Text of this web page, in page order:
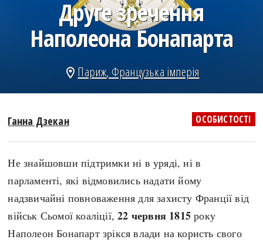
search
СЬОГОДНІ
ПРАВИЛА ЖИТТЯ
ПОДКАСТИ
КРУГЛІ ДАТИ
КАРТИ
НОТА БЕНЕ
ПРЯМА МОВА
МОЯ ІСТОРІЯ
Друге зречення
Наполеона Бонапарта
location_on Париж, Французька імперія
ОСОБИСТОСТІ
Ганна Дзекан
Не знайшовши підтримки ні в уряді, ні в
парламенті, які відмовились надати йому
надзвичайні повноваження для захисту Франції від
військ Сьомої коаліції,22 червня 1815 року
Наполеон Бонапарт зрікся влади на користь свого